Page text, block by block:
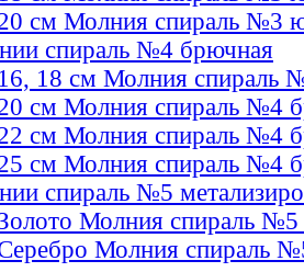
см Молния спираль №3
спираль №4 брючная
16, 18 см Молния спираль
см Молния спираль №4
см Молния спираль №4
см Молния спираль №4
спираль №5
Молния спираль №5
Молния спираль